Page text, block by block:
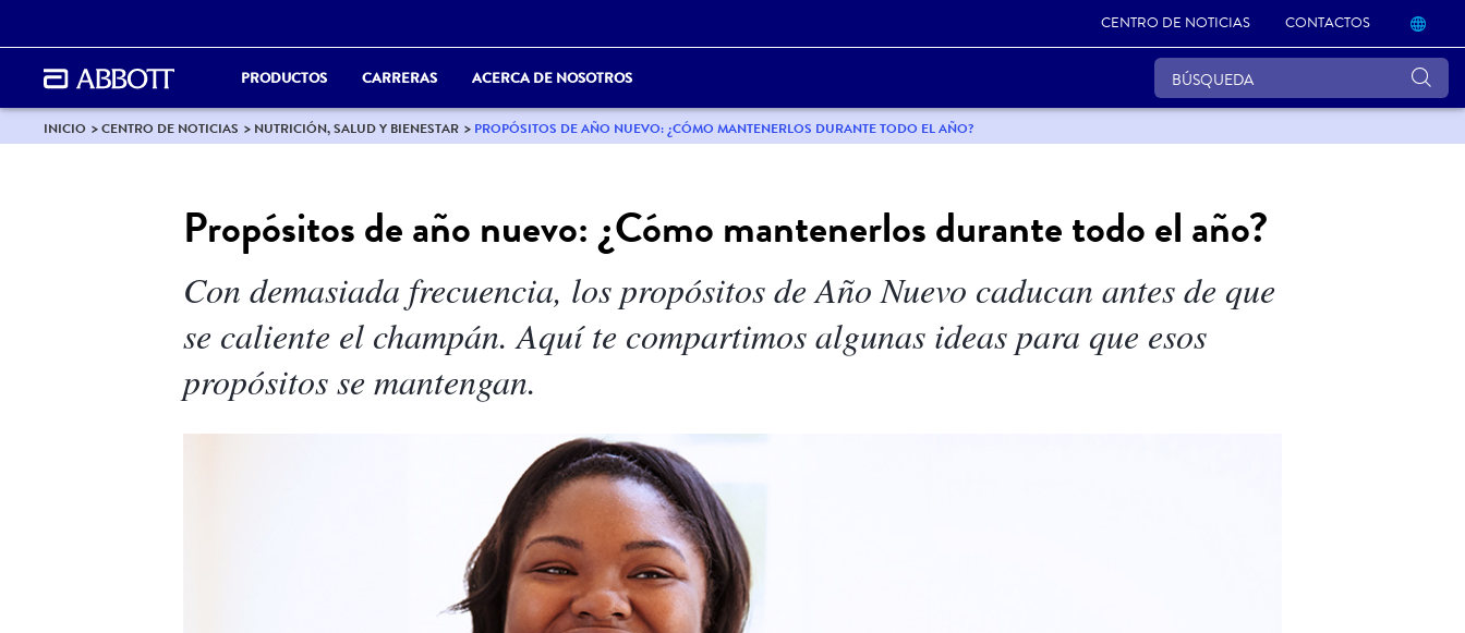
CENTRO DE NOTICIAS CONTACTOS
PRODUCTOS CARRERAS ACERCA DE NOSOTROS
INICIO CENTRO DE NOTICIAS NUTRICIÓN, SALUD Y BIENESTAR PROPÓSITOS DE AÑO NUEVO: ¿CÓMO MANTENERLOS DURANTE TODO EL AÑO?
Propósitos de año nuevo: ¿Cómo mantenerlos durante todo el año?
Con demasiada frecuencia, los propósitos de Año Nuevo caducan antes de que
se caliente el champán. Aquí te compartimos algunas ideas para que esos
propósitos se mantengan.